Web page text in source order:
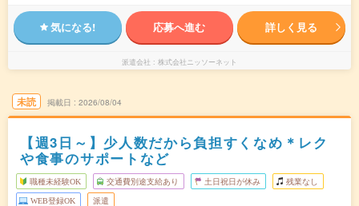
気になる! 応募へ進む 詳しく見る
派遣会社 株式会社ニッソーネット
未読 掲載日 2026/08/04
【週3日～】少人数だから負担すくなめ＊レク
や食事のサポートなど
職種未経験OK 交通費別途支給あり 土日祝日が休み 残業なし
WEB登録OK 派遣